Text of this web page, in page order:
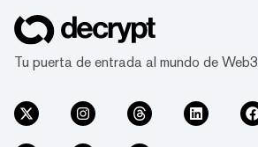
Tu puerta de entrada al mundo de Web3